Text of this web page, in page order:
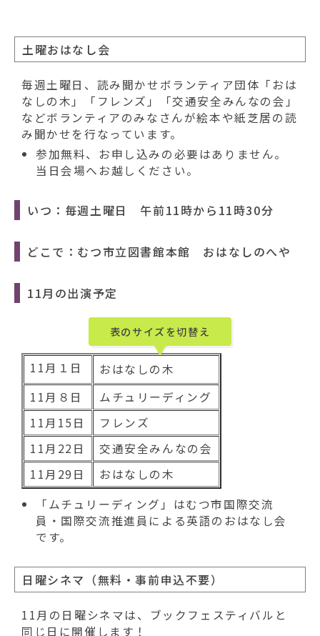
土曜おはなし会
毎週土曜日、読み聞かせボランティア団体「おは
なしの木」「フレンズ」「交通安全みんなの会」
などボランティアのみなさんが絵本や紙芝居の読
み聞かせを行なっています。
参加無料、お申し込みの必要はありません。
当日会場へお越しください。
いつ：毎週土曜日 午前11時から11時30分
どこで：むつ市立図書館本館 おはなしのへや
11月の出演予定
表のサイズを切替え
11月１日
おはなしの木
11月８日
ムチュリーディング
11月15日
フレンズ
11月22日
交通安全みんなの会
11月29日
おはなしの木
「ムチュリーディング」はむつ市国際交流
員・国際交流推進員による英語のおはなし会
です。
日曜シネマ（無料・事前申込不要）
11月の日曜シネマは、ブックフェスティバルと
同じ日に開催します！